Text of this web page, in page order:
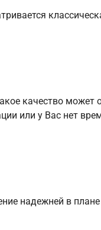
качество может
или у Вас нет
надежней в